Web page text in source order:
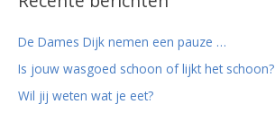
De Dames Dijk nemen een pauze …
Is jouw wasgoed schoon of lijkt het schoon?
Wil jij weten wat je eet?